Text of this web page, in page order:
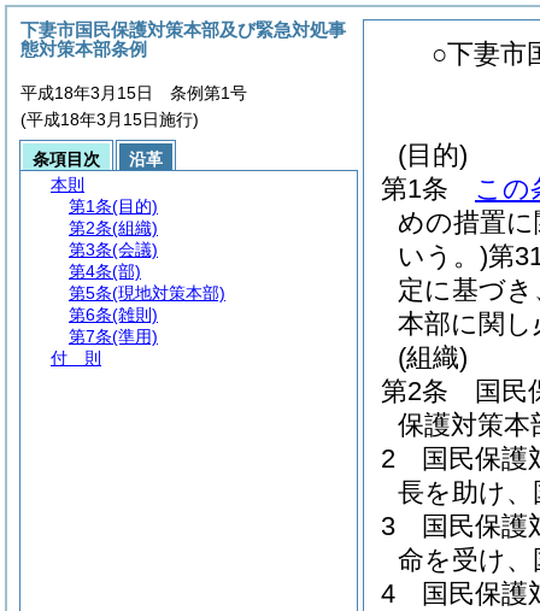
○下妻市
(目的)
第1条
この
めの措置
いう。)第
定に基づ
本部に関
(組織)
第2条
国民
保護対策
2
国民保護
長を助け
3
国民保護
命を受け
4
国民保護
下妻市国民保護対策本部及び緊急対処事
態対策本部条例
平成18年3月15日 条例第1号
(平成18年3月15日施行)
条項目次
沿革
本則
第1条(目的)
第2条(組織)
第3条(会議)
第4条(部)
第5条(現地対策本部)
第6条(雑則)
第7条(準用)
付 則